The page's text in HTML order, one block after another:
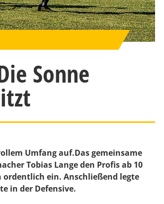
Sonne
Umfang auf.Das gemeinsame
Tobias Lange den Profis ab 10
ordentlich ein. Anschließend legte
in der Defensive.